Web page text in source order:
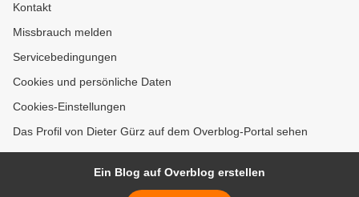
Kontakt
Missbrauch melden
Servicebedingungen
Cookies und persönliche Daten
Cookies-Einstellungen
Das Profil von Dieter Gürz auf dem Overblog-Portal sehen
Ein Blog auf Overblog erstellen